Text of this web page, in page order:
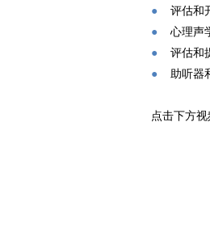
● 评估和
● 心理声
● 评估和
● 助听器
点击下方